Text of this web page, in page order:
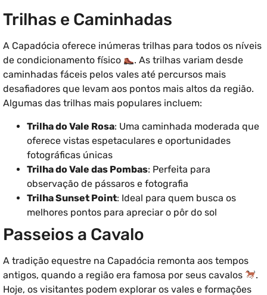
Trilhas e Caminhadas
A Capadócia oferece inúmeras trilhas para todos os níveis
de condicionamento físico
. As trilhas variam desde
caminhadas fáceis pelos vales até percursos mais
desafiadores que levam aos pontos mais altos da região.
Algumas das trilhas mais populares incluem:
Trilha do Vale Rosa: Uma caminhada moderada que
oferece vistas espetaculares e oportunidades
fotográficas únicas
Trilha do Vale das Pombas: Perfeita para
observação de pássaros e fotografia
Trilha Sunset Point: Ideal para quem busca os
melhores pontos para apreciar o pôr do sol
Passeios a Cavalo
A tradição equestre na Capadócia remonta aos tempos
antigos, quando a região era famosa por seus cavalos
.
Hoje, os visitantes podem explorar os vales e formações